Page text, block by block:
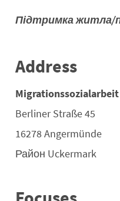
Підтримка житла/
Address
Berliner Straße 45
16278Angermünde
Район Uckermark